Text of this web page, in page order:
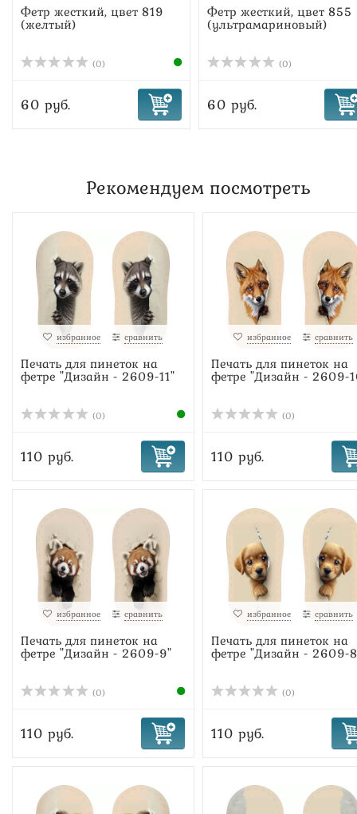
Фетр жесткий, цвет 819
(желтый)
(0)
60 руб.
Фетр жесткий, цвет 855
(ультрамариновый)
(0)
60 руб.
Рекомендуем посмотреть
избранное сравнить
Печать для пинеток на
фетре "Дизайн - 2609-11"
(0)
110 руб.
избранное сравнить
Печать для пинеток на
фетре "Дизайн - 2609-
(0)
110 руб.
избранное сравнить
Печать для пинеток на
фетре "Дизайн - 2609-9"
(0)
110 руб.
избранное сравнить
Печать для пинеток на
фетре "Дизайн - 2609-
(0)
110 руб.